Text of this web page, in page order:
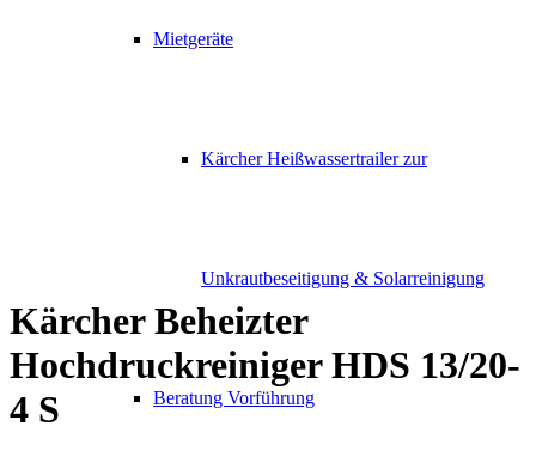
Mietgeräte
Kärcher Heißwassertrailer zur
Unkrautbeseitigung & Solarreinigung
Beratung Vorführung
Kärcher Beheizter
Hochdruckreiniger HDS 13/20-
4 S